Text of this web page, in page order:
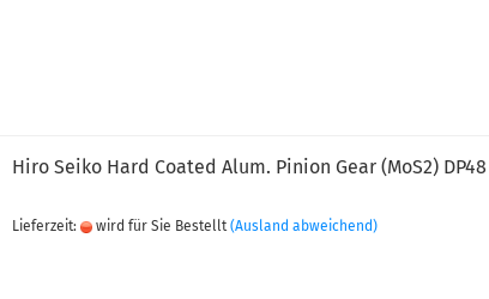
Hiro Seiko Hard Coated Alum. Pinion Gear (MoS2) DP48
Lieferzeit: wird für Sie Bestellt (Ausland abweichend)